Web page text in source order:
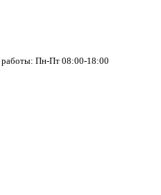
Пн-Пт 08:00-18:00